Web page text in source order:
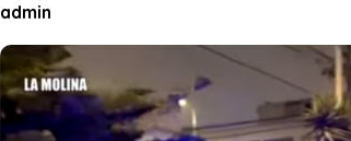
admin